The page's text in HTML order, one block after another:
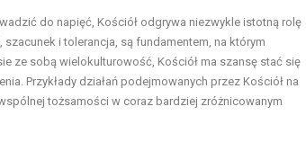
do napięć, Kościół odgrywa niezwykle istotną rolę
i tolerancja, są fundamentem, na którym
ze sobą wielokulturowość, Kościół ma szansę stać się
Przykłady działań podejmowanych przez Kościół na
tożsamości w coraz bardziej zróżnicowanym